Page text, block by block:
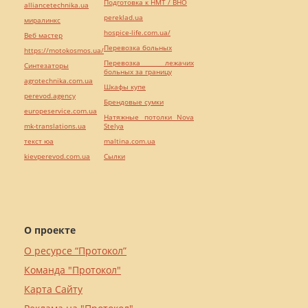
О проекте
О ресурсе “Протокол”
Команда "Протокол"
Карта Сайту
alliancetechnika.ua
миралинкс
Веб мастер
https://motokosmos.ua/
Синтезаторы
agrotechnika.com.ua
perevod.agency
europeservice.com.ua
mk-translations.ua
текст юа
kievperevod.com.ua
Подготовка к НМТ / ВНО
pereklad.ua
hospice-life.com.ua/
Перевозка больных
Перевозка лежачих
больных за границу
Шкафы купе
Брендовые сумки
Натяжные потолки Nova
Stelya
maltina.com.ua
Cылки